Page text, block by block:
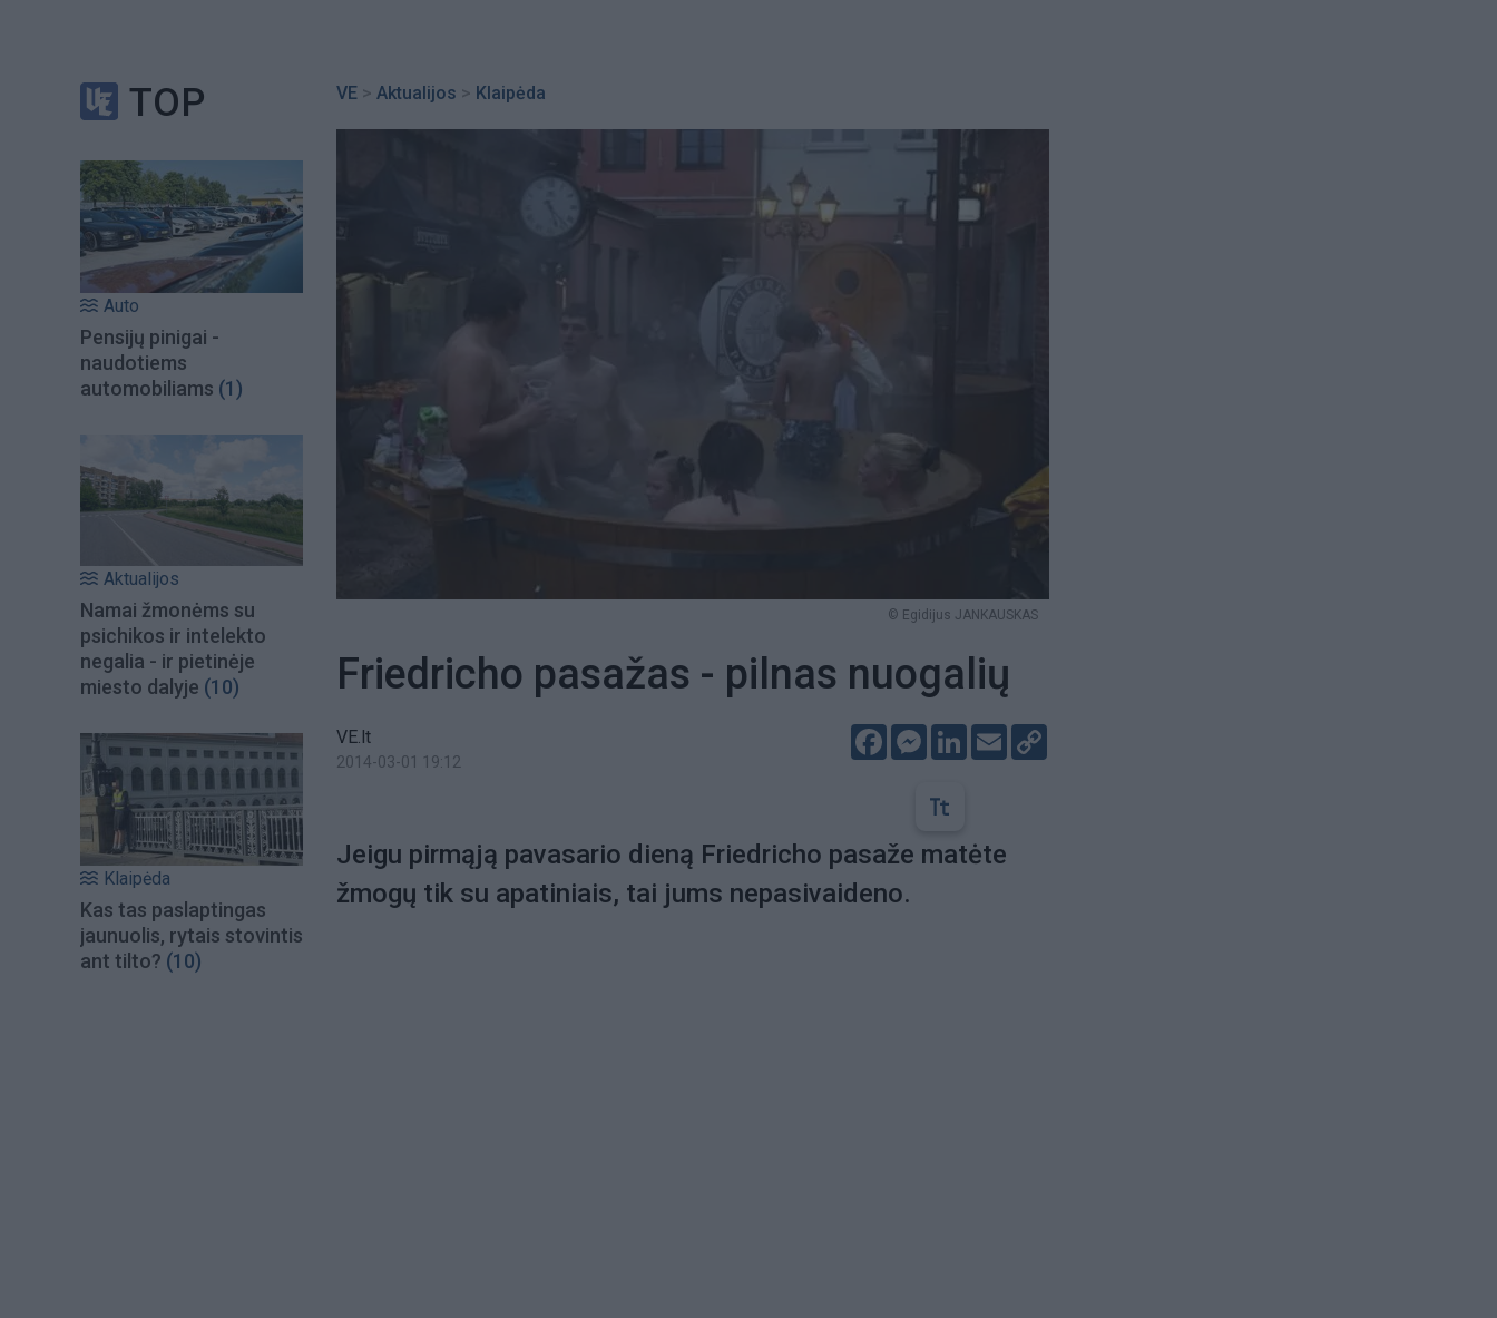
TOP
Auto
Pensijų pinigai -
naudotiems
automobiliams (1)
Aktualijos
Namai žmonėms su
psichikos ir intelekto
negalia - ir pietinėje
miesto dalyje (10)
Klaipėda
Kas tas paslaptingas
jaunuolis, rytais stovintis
ant tilto? (10)
VE > Aktualijos > Klaipėda
© Egidijus JANKAUSKAS
Friedricho pasažas - pilnas nuogalių
VE.lt
2014-03-01 19:12
FacebookMessenger
LinkedIn
Email
Jeigu pirmąją pavasario dieną Friedricho pasaže matėte
žmogų tik su apatiniais, tai jums nepasivaideno.